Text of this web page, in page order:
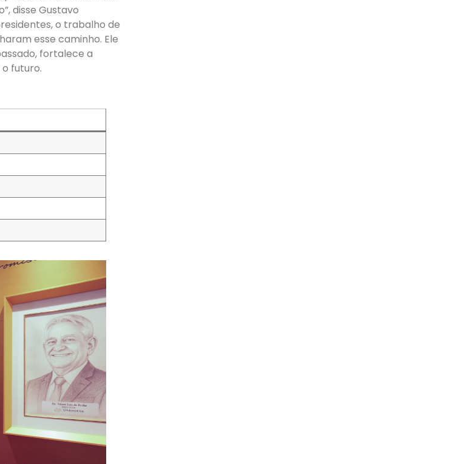
disse Gustavo
o trabalho de
esse caminho. Ele
fortalece a
futuro.